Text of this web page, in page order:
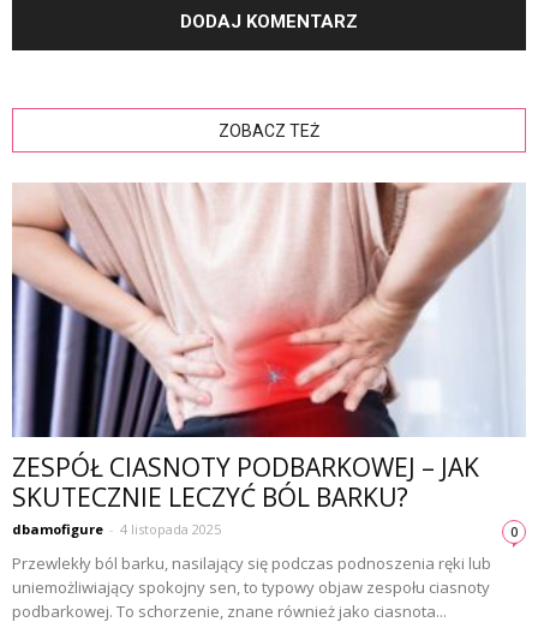
ZOBACZ TEŻ
ZESPÓŁ CIASNOTY PODBARKOWEJ – JAK
SKUTECZNIE LECZYĆ BÓL BARKU?
dbamofigure - 4 listopada 2025 0
Przewlekły ból barku, nasilający się podczas podnoszenia ręki lub
uniemożliwiający spokojny sen, to typowy objaw zespołu ciasnoty
podbarkowej. To schorzenie, znane również jako ciasnota...